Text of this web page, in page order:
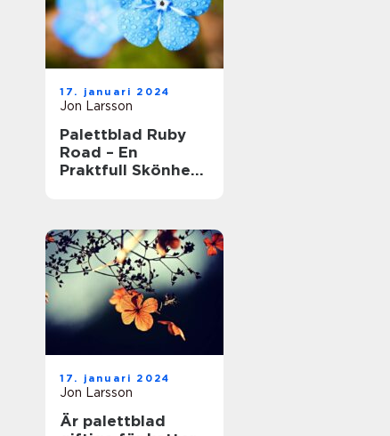
17. januari 2024
Jon Larsson
Palettblad Ruby
Road – En
Praktfull Skönhet
17. januari 2024
Jon Larsson
Är palettblad